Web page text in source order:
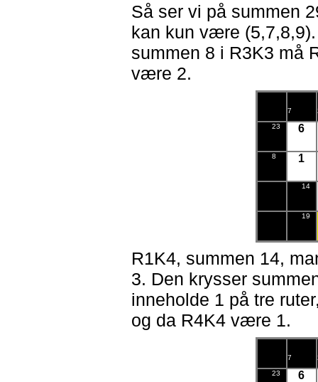
Så ser vi på summen
kan kun være
summen 8 i R3K3 må
være 2.
7
23
6
8 1
14
19
R1K4, summen 14,
3. Den krysser
inneholde 1 på tre
og da R4K4 være 1.
7
23
6